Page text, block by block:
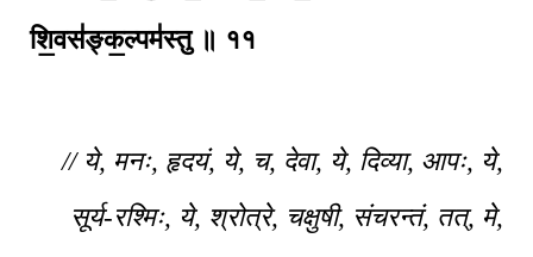
शि॒वस॑ङ्क॒ल्पम॑स्तु ॥ ११
// ये, मनः, हृदयं, ये, च, देवा, ये, दिव्या, आपः, ये,
सूर्य-रश्मिः, ये, श्रोत्रे, चक्षुषी, संचरन्तं, तत्, मे,